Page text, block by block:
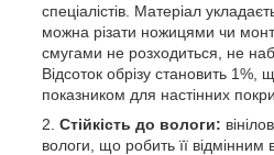
спеціалістів. Матеріал
можна різати ножицями чи
смугами не розходиться, не
Відсоток обрізу становить
показником для настінних
Стійкість до вологи:
вологи, що робить її